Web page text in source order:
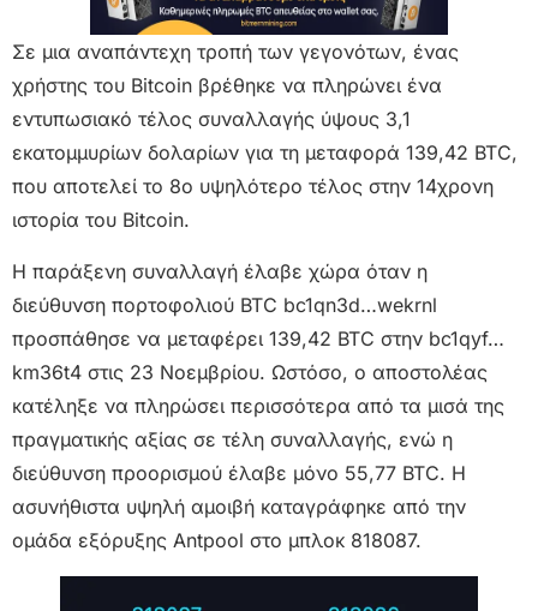
Σε μια αναπάντεχη τροπή των γεγονότων, ένας
χρήστης του Bitcoin βρέθηκε να πληρώνει ένα
εντυπωσιακό τέλος συναλλαγής ύψους 3,1
εκατομμυρίων δολαρίων για τη μεταφορά 139,42 BTC,
που αποτελεί το 8ο υψηλότερο τέλος στην 14χρονη
ιστορία του Bitcoin.
Η παράξενη συναλλαγή έλαβε χώρα όταν η
διεύθυνση πορτοφολιού BTC bc1qn3d…wekrnl
προσπάθησε να μεταφέρει 139,42 BTC στην bc1qyf…
km36t4 στις 23 Νοεμβρίου. Ωστόσο, ο αποστολέας
κατέληξε να πληρώσει περισσότερα από τα μισά της
πραγματικής αξίας σε τέλη συναλλαγής, ενώ η
διεύθυνση προορισμού έλαβε μόνο 55,77 BTC. Η
ασυνήθιστα υψηλή αμοιβή καταγράφηκε από την
ομάδα εξόρυξης Antpool στο μπλοκ 818087.